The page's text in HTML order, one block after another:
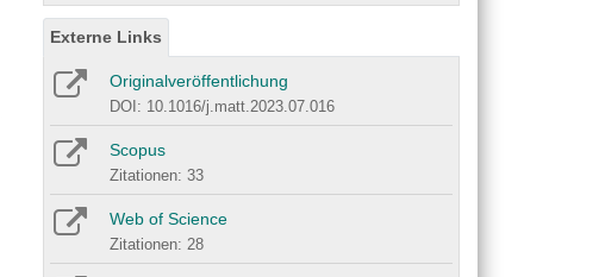
Externe Links
Originalveröffentlichung
DOI: 10.1016/j.matt.2023.07.016
Scopus
Zitationen: 33
Web of Science
Zitationen: 28